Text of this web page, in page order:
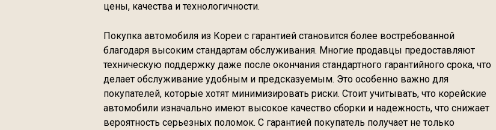
цены, качества и технологичности.
Покупка автомобиля из Кореи с гарантией становится более востребованной
благодаря высоким стандартам обслуживания. Многие продавцы предоставляют
техническую поддержку даже после окончания стандартного гарантийного срока, что
делает обслуживание удобным и предсказуемым. Это особенно важно для
покупателей, которые хотят минимизировать риски. Стоит учитывать, что корейские
автомобили изначально имеют высокое качество сборки и надежность, что снижает
вероятность серьезных поломок. С гарантией покупатель получает не только